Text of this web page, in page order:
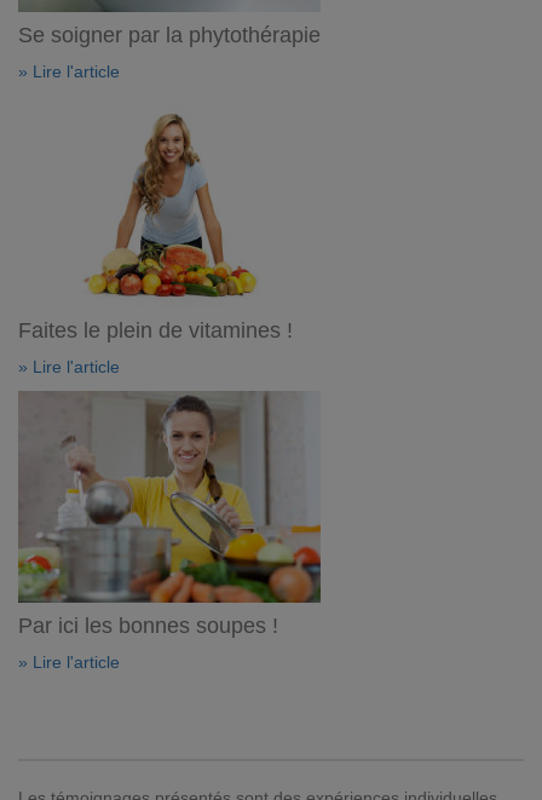
Se soigner par la phytothérapie
» Lire l'article
Faites le plein de vitamines !
» Lire l'article
Par ici les bonnes soupes !
» Lire l'article